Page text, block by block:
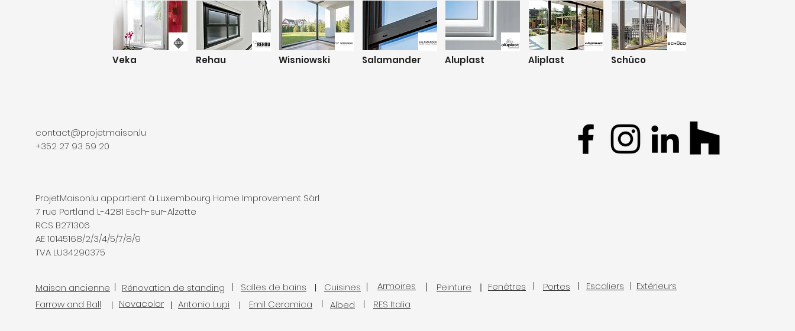
Veka Rehau Wisniowski Salamander Aluplast Aliplast Schüco
contact@projetmaison.lu
+352 27 93 59 20
ProjetMaison.lu appartient à Luxembourg Home Improvement Sàrl
7 rue Portland L-4281 Esch-sur-Alzette
RCS B271306
AE 10145168/2/3/4/5/7/8/9
TVA LU34290375
Farrow and Ball
Salles de bains
Cuisines
Antonio Lupi
Emil Ceramica Albed
Armoires Fenêtres Portes Escaliers
Peinture
RES Italia
Novacolor
Rénovation de standing
Maison ancienne Extérieurs